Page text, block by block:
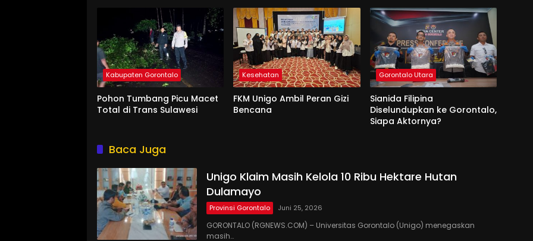
Kabupaten Gorontalo
Pohon Tumbang Picu Macet
Total di Trans Sulawesi
Kesehatan
FKM Unigo Ambil Peran Gizi
Bencana
Gorontalo Utara
Sianida Filipina
Diselundupkan ke Gorontalo,
Siapa Aktornya?
Baca Juga
Unigo Klaim Masih Kelola 10 Ribu Hektare Hutan
Dulamayo
Provinsi Gorontalo Juni 25, 2026
GORONTALO (RGNEWS.COM) – Universitas Gorontalo (Unigo) menegaskan
masih…